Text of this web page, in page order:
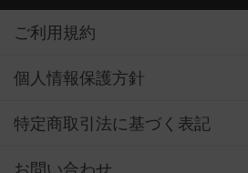
ご利用規約
個人情報保護方針
特定商取引法に基づく表記